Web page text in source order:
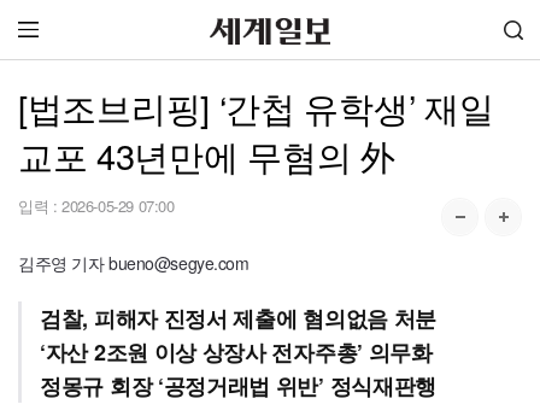
[법조브리핑] ‘간첩 유학생’ 재일
교포 43년만에 무혐의 外
입력 : 2026-05-29 07:00
김주영 기자 bueno@segye.com
검찰, 피해자 진정서 제출에 혐의없음 처분
‘자산 2조원 이상 상장사 전자주총’ 의무화
정몽규 회장 ‘공정거래법 위반’ 정식재판행